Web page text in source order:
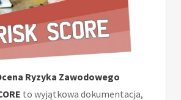
Ryzyka Zawodowego
to wyjątkowa dokumentacja,